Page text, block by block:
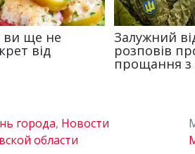
города, Новости
области